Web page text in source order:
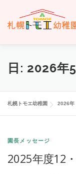
ツ
ホーム トモエ
交通案内 お問
日: 2026年
札幌トモエ幼稚園 2026年
園長メッセージ
2025年度12